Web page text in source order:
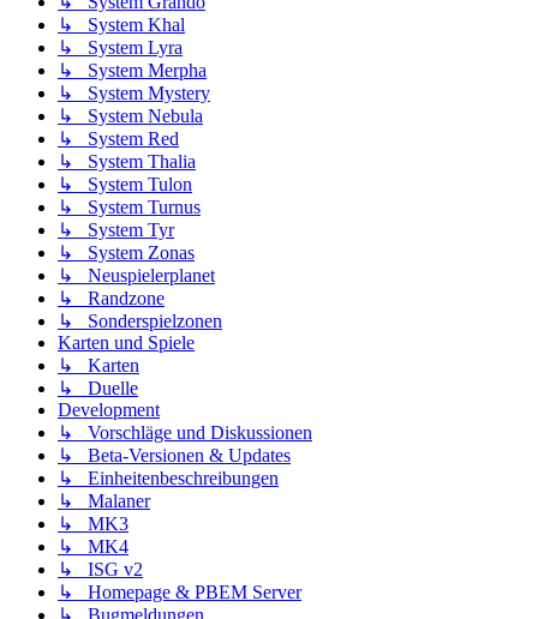
↳ System Khal
↳ System Lyra
↳ System Merpha
↳ System Mystery
↳ System Nebula
↳ System Red
↳ System Thalia
↳ System Tulon
↳ System Turnus
↳ System Tyr
↳ System Zonas
↳ Neuspielerplanet
↳ Randzone
↳ Sonderspielzonen
Karten und Spiele
↳ Karten
↳ Duelle
Development
↳ Vorschläge und Diskussionen
↳ Beta-Versionen & Updates
↳ Einheitenbeschreibungen
↳ Malaner
↳ MK3
↳ MK4
↳ ISG v2
↳ Homepage & PBEM Server